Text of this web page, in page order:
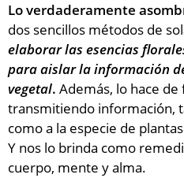
Lo verdaderamente
dos sencillos métodos de
elaborar las esencias
para aislar la información
vegetal. Además, lo hace
transmitiendo información,
como a la especie de
Y nos lo brinda como
cuerpo, mente y alma.